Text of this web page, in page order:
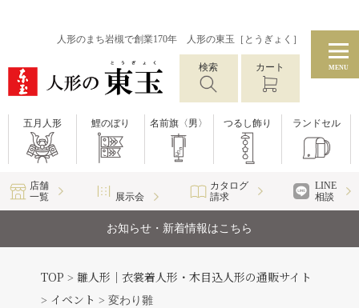
人形のまち岩槻で創業170年 人形の東玉［とうぎょく］
検索 カート MENU
五月人形 鯉のぼり 名前旗〈男〉 つるし飾り ランドセル
店舗
一覧
展示会
カタログ
請求
LINE
相談
お知らせ・新着情報はこちら
TOP > 雛人形｜衣裳着人形・木目込人形の通販サイト
> イベント > 変わり雛